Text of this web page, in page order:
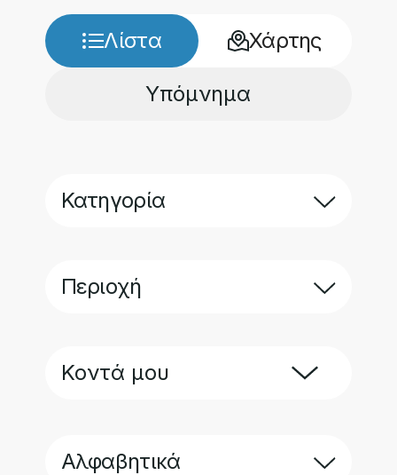
ΨΗΦΙΑΚΟ ΥΛΙΚΟ
ΨΗΦΙΑΚΕΣ ΕΦΑΡΜΟΓΕΣ
Λίστα Χάρτης
Υπόμνημα
Κατηγορία
Περιοχή
Κοντά μου
Αλφαβητικά